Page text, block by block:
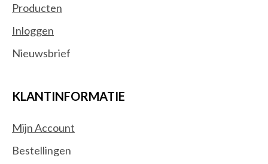
Producten
Inloggen
Nieuwsbrief
KLANTINFORMATIE
Mijn Account
Bestellingen